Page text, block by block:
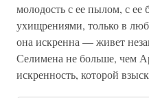
молодость с ее пылом, с
ухищрениями, только в
она искренна — живет
Селимена не больше, чем
искренность, которой